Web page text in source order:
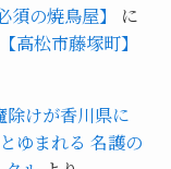
の焼鳥屋】
に
高松市藤塚町】
除けが香川県に
ゆまれる 名護の